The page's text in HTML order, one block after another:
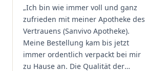
Kundenzufriedenheit an erster
Stelle stehen. Vielen Dank an das
Team von Sanvivo – ich bin
rundum begeistert!"
„Ich bin wie immer voll und ganz
zufrieden mit meiner Apotheke des
Vertrauens (Sanvivo Apotheke).
Meine Bestellung kam bis jetzt
immer ordentlich verpackt bei mir
zu Hause an. Die Qualität der